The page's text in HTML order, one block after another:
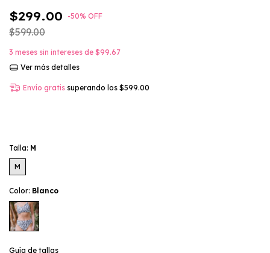
$299.00 -50% OFF
$599.00
3 meses sin intereses de $99.67
Ver más detalles
Envío gratis superando los $599.00
Talla: M
M
Color: Blanco
Guía de tallas